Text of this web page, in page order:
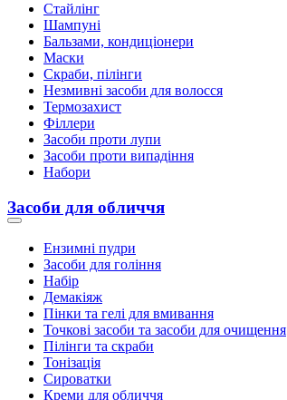
Стайлінг
Шампуні
Бальзами, кондиціонери
Маски
Скраби, пілінги
Незмивні засоби для волосся
Термозахист
Філлери
Засоби проти лупи
Засоби проти випадіння
Набори
Засоби для обличчя
Ензимні пудри
Засоби для гоління
Набір
Демакіяж
Пінки та гелі для вмивання
Точкові засоби та засоби для очищення
Пілінги та скраби
Тонізація
Сироватки
Креми для обличчя